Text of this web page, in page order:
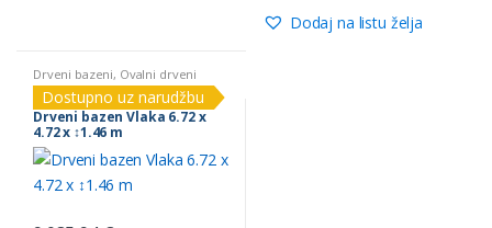
Dodaj na listu želja
Drveni bazeni, Ovalni drveni
bazeni
Dostupno uz narudžbu
Drveni bazen Vlaka 6.72 x
4.72 x ↕1.46 m